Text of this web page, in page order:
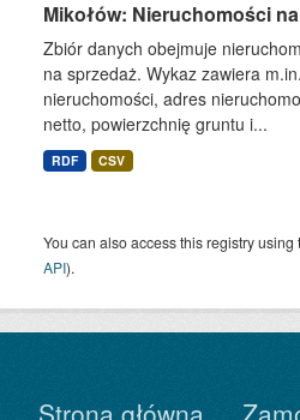
Mikołów: Nieruchomości
Zbiór danych obejmuje
na sprzedaż. Wykaz zawiera
nieruchomości, adres
netto, powierzchnię gruntu i...
RDF CSV
You can also access this registry using
API).
Strona główna